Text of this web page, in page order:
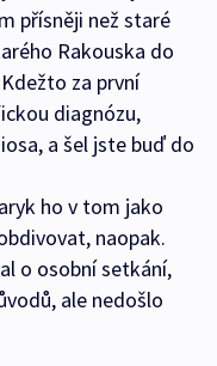
přísněji než staré
Rakouska do
za první
diagnózu,
a šel jste buď do
ho v tom jako
naopak.
o osobní setkání,
ale nedošlo